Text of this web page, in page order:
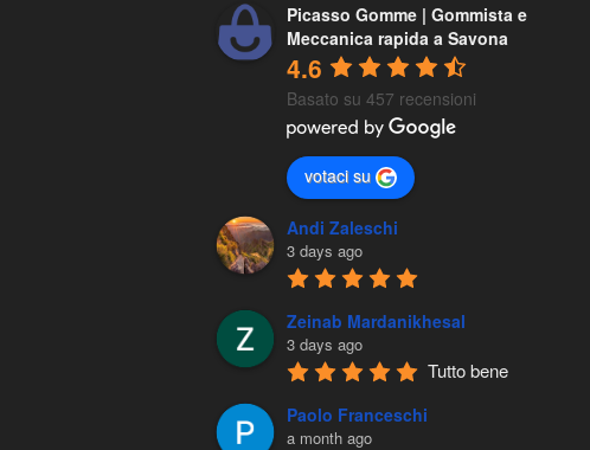
Picasso Gomme | Gommista e
Meccanica rapida a Savona
4.6
Basato su 457 recensioni
votaci su
Andi Zaleschi
3 days ago
Zeinab Mardanikhesal
3 days ago
Tutto bene
Paolo Franceschi
a month ago